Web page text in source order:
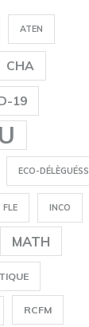
ATEN
CHA
19
ECO-DÉLÈGUÉSS
FLE INCO
MATH
RCFM